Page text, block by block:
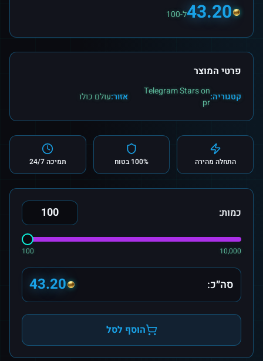
43.20ל-100
פרטי המוצר
קטגוריה:Telegram Stars on
pr
אזור:עולם כולו
התחלה מהירה 100% בטוח תמיכה 24/7
כמות:
100 10,000
סה״כ: 43.20
הוסף לסל